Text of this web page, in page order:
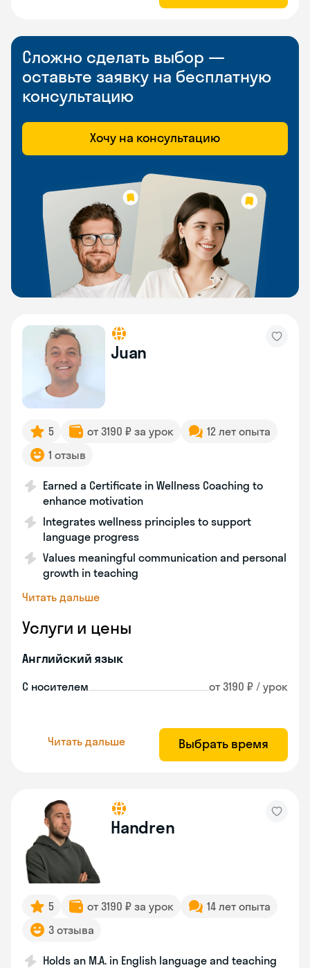
Сложно сделать выбор —
оставьте заявку на бесплатную
консультацию
Хочу на консультацию
Juan
5 от 3190 ₽ за урок
12 лет опыта
1 отзыв
Earned a Certificate in Wellness Coaching to
enhance motivation
Integrates wellness principles to support
language progress
Values meaningful communication and personal
growth in teaching
Читать дальше
Услуги и цены
Английский язык
С носителем от 3190 ₽ / урок
Читать дальше Выбрать время
Handren
5 от 3190 ₽ за урок
14 лет опыта
3 отзыва
Holds an M.A. in English language and teaching